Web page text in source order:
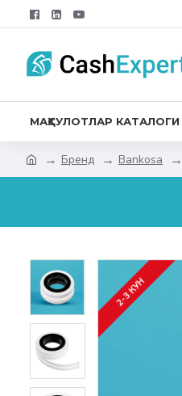
МАҲСУЛОТЛАР КАТАЛОГИ
Бренд Bankosa
2-3 КУН